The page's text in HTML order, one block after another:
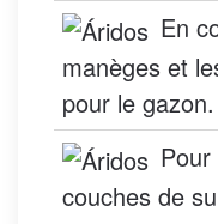
En
manèges et
pour le gazon.
couches de